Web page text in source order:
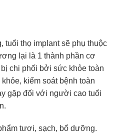
tuổi thọ implant sẽ phụ thuộc
lại là 1 thành phần cơ
chi phối bởi sức khỏe toàn
kiểm soát bệnh toàn
gặp đối với người cao tuổi
tươi, sạch, bổ dưỡng.